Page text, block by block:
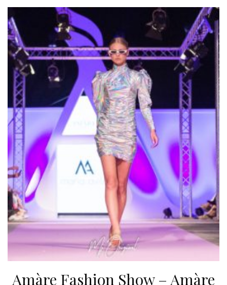
Amàre Fashion Show – Amàre